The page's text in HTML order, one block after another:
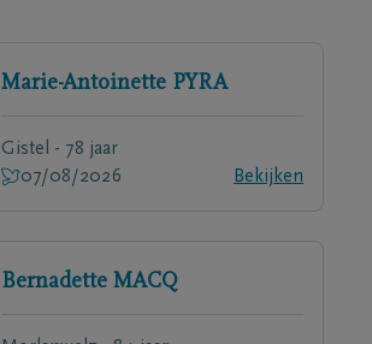
Marie-Antoinette PYRA
Gistel - 78 jaar
07/08/2026
Bekijken
Bernadette MACQ